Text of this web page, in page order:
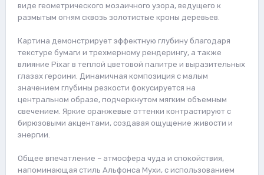
виде геометрического мозаичного узора, ведущего к
размытым огням сквозь золотистые кроны деревьев.
Картина демонстрирует эффектную глубину благодаря
текстуре бумаги и трехмерному рендерингу, а также
влияние Pixar в теплой цветовой палитре и выразительных
глазах героини. Динамичная композиция с малым
значением глубины резкости фокусируется на
центральном образе, подчеркнутом мягким объемным
свечением. Яркие оранжевые оттенки контрастируют с
бирюзовыми акцентами, создавая ощущение живости и
энергии.
Общее впечатление – атмосфера чуда и спокойствия,
напоминающая стиль Альфонса Мухи, с использованием